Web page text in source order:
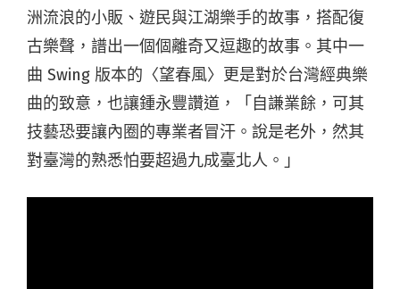
洲流浪的小販、遊民與江湖樂手的故事，搭配復
古樂聲，譜出一個個離奇又逗趣的故事。其中一
曲 Swing 版本的〈望春風〉更是對於台灣經典樂
曲的致意，也讓鍾永豐讚道，「自謙業餘，可其
技藝恐要讓內圈的專業者冒汗。說是老外，然其
對臺灣的熟悉怕要超過九成臺北人。」